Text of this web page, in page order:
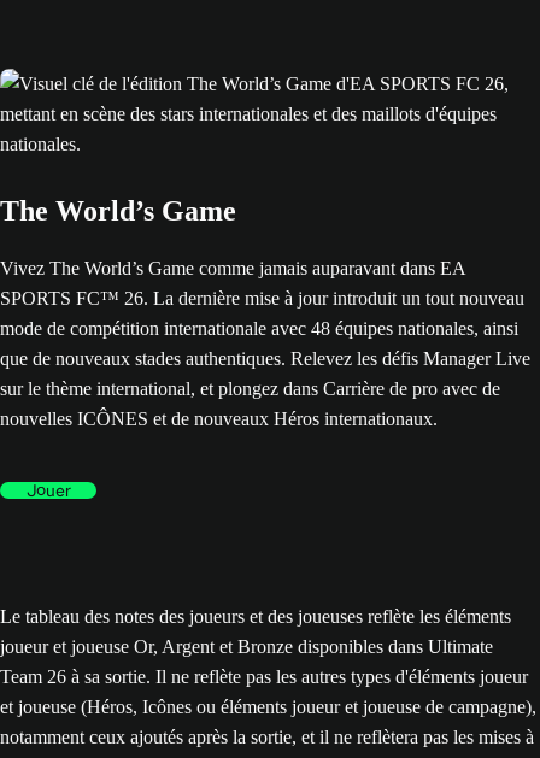
The World’s Game
Vivez The World’s Game comme jamais auparavant dans EA
SPORTS FC™ 26. La dernière mise à jour introduit un tout nouveau
mode de compétition internationale avec 48 équipes nationales, ainsi
que de nouveaux stades authentiques. Relevez les défis Manager Live
sur le thème international, et plongez dans Carrière de pro avec de
nouvelles ICÔNES et de nouveaux Héros internationaux.
Jouer
Le tableau des notes des joueurs et des joueuses reflète les éléments
joueur et joueuse Or, Argent et Bronze disponibles dans Ultimate
Team 26 à sa sortie. Il ne reflète pas les autres types d'éléments joueur
et joueuse (Héros, Icônes ou éléments joueur et joueuse de campagne),
notamment ceux ajoutés après la sortie, et il ne reflètera pas les mises à